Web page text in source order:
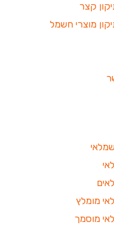
קצר
מוצרי חשמל
מומלץ
מוסמך